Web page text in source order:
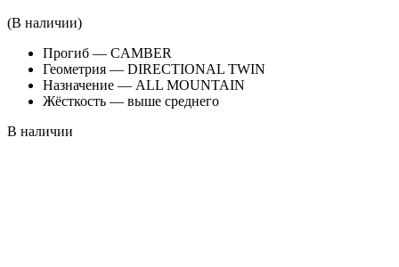
(В наличии)
Прогиб — CAMBER
Геометрия — DIRECTIONAL TWIN
Назначение — ALL MOUNTAIN
Жёсткость — выше среднего
В наличии